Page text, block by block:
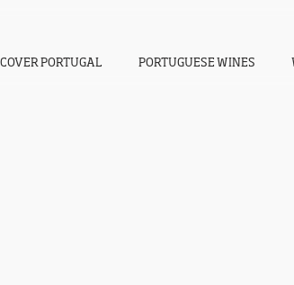
PORTUGAL PORTUGUESE WINES